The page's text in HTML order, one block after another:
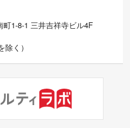
1-8-1 三井吉祥寺ビル4F
除く）